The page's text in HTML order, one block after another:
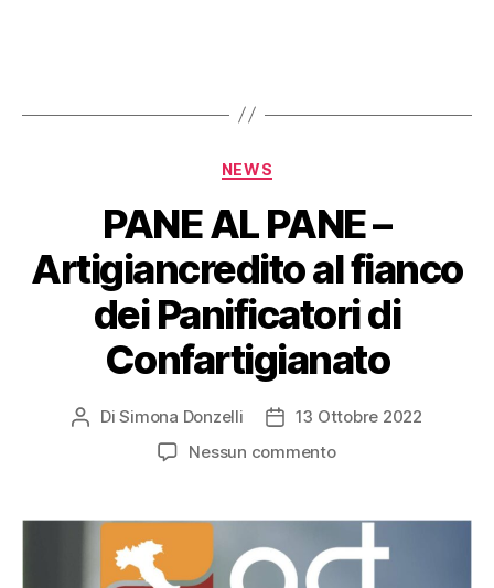
NEWS
PANE AL PANE –
Artigiancredito al fianco
dei Panificatori di
Confartigianato
DiSimona Donzelli
13 Ottobre 2022
Nessun commento